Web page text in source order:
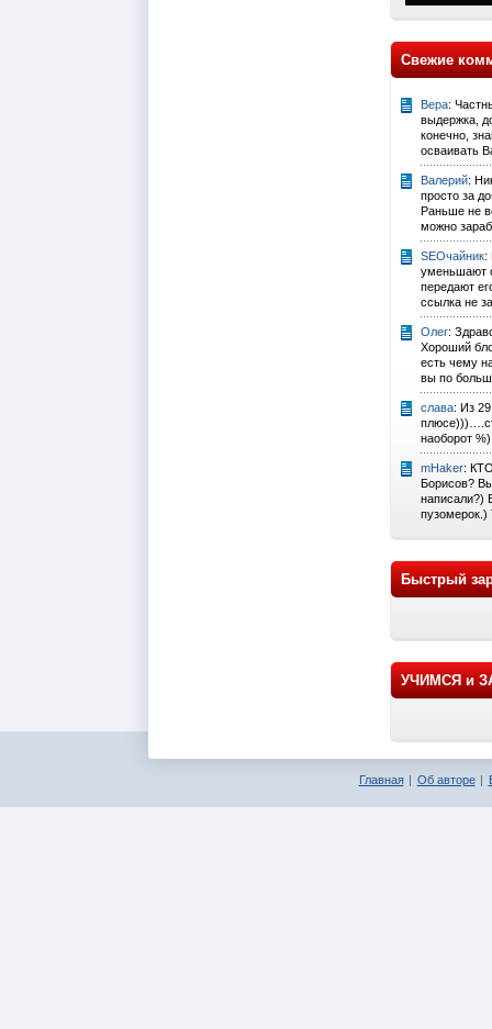
Свежие
Вера:
выдержка,
конечно,
осваивать
Валерий:
просто за
Раньше не
можно
SEOчайник:
уменьшают
передают
ссылка не
Олег:
Хороший
есть чему
вы по
слава: Из
наоборот %)
mHaker:
Борисов?
написали?)
пузомерок.)
Быстрый
УЧИМСЯ и
Главная Об авторе